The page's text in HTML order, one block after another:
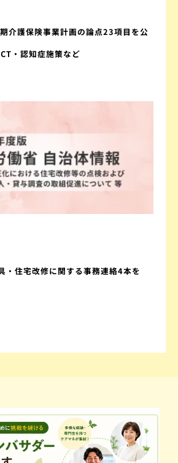
介護保険事業計画の論点23項目を公
・認知症施策など
・住宅改修に関する事務連絡4本を